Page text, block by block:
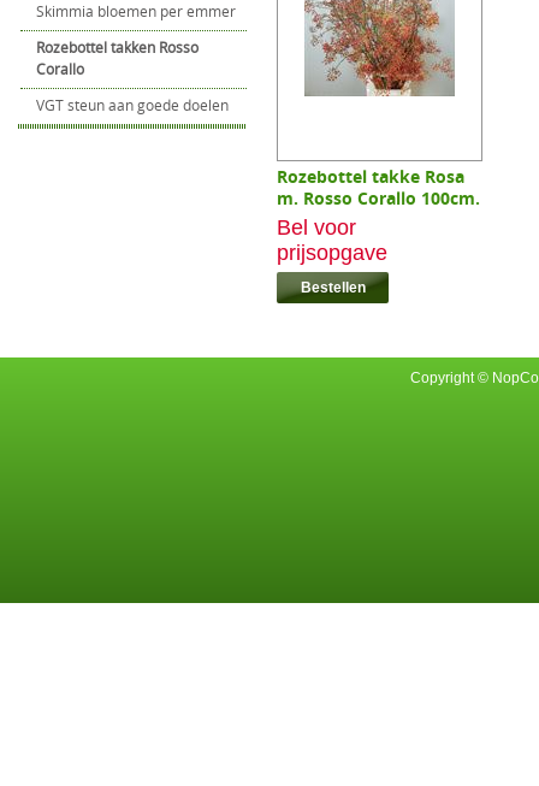
Skimmia bloemen per emmer
Rozebottel takken Rosso
Corallo
VGT steun aan goede doelen
Rozebottel takke Rosa
m. Rosso Corallo 100cm.
Bel voor
prijsopgave
Copyright ©